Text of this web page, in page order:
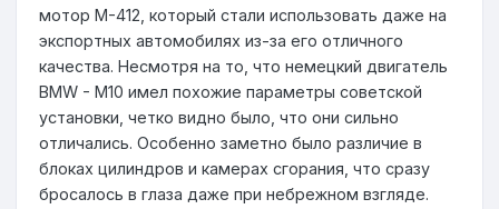
мотор М-412, который стали использовать даже на
экспортных автомобилях из-за его отличного
качества. Несмотря на то, что немецкий двигатель
BMW - M10 имел похожие параметры советской
установки, четко видно было, что они сильно
отличались. Особенно заметно было различие в
блоках цилиндров и камерах сгорания, что сразу
бросалось в глаза даже при небрежном взгляде.